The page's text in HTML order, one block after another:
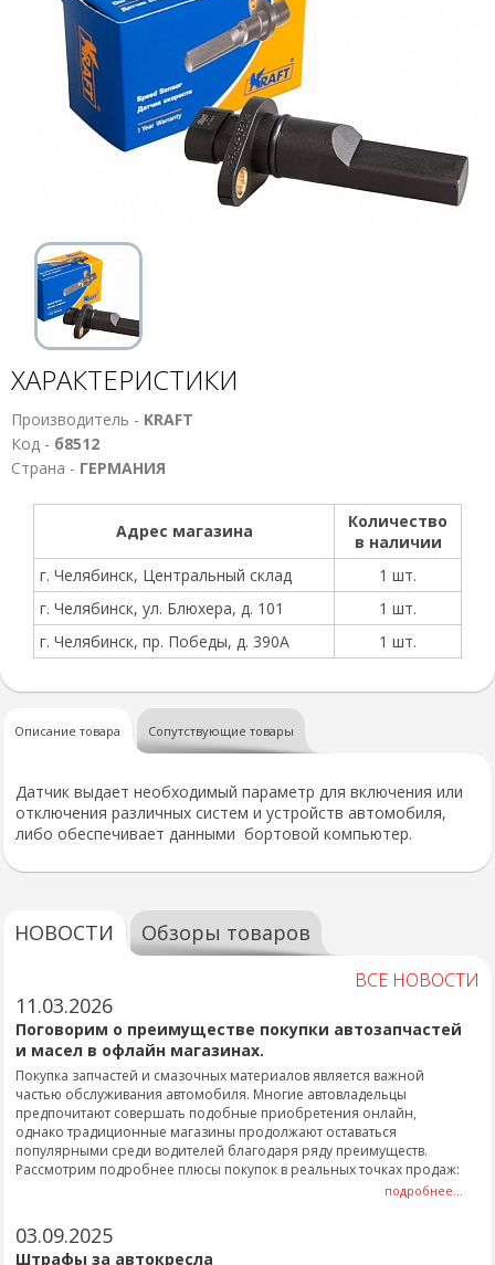
ХАРАКТЕРИСТИКИ
Производитель - KRAFT
Код - б8512
Страна - ГЕРМАНИЯ
Адрес магазина
Количество
в наличии
г. Челябинск, Центральный склад
1 шт.
г. Челябинск, ул. Блюхера, д. 101
1 шт.
г. Челябинск, пр. Победы, д. 390А
1 шт.
Описание товара Сопутствующие товары
Датчик выдает необходимый параметр для включения или
отключения различных систем и устройств автомобиля,
либо обеспечивает данными бортовой компьютер.
НОВОСТИ Обзоры товаров
ВСЕ НОВОСТИ
11.03.2026
Поговорим о преимуществе покупки автозапчастей
и масел в офлайн магазинах.
Покупка запчастей и смазочных материалов является важной
частью обслуживания автомобиля. Многие автовладельцы
предпочитают совершать подобные приобретения онлайн,
однако традиционные магазины продолжают оставаться
популярными среди водителей благодаря ряду преимуществ.
Рассмотрим подробнее плюсы покупок в реальных точках продаж:
подробнее...
03.09.2025
Штрафы за автокресла